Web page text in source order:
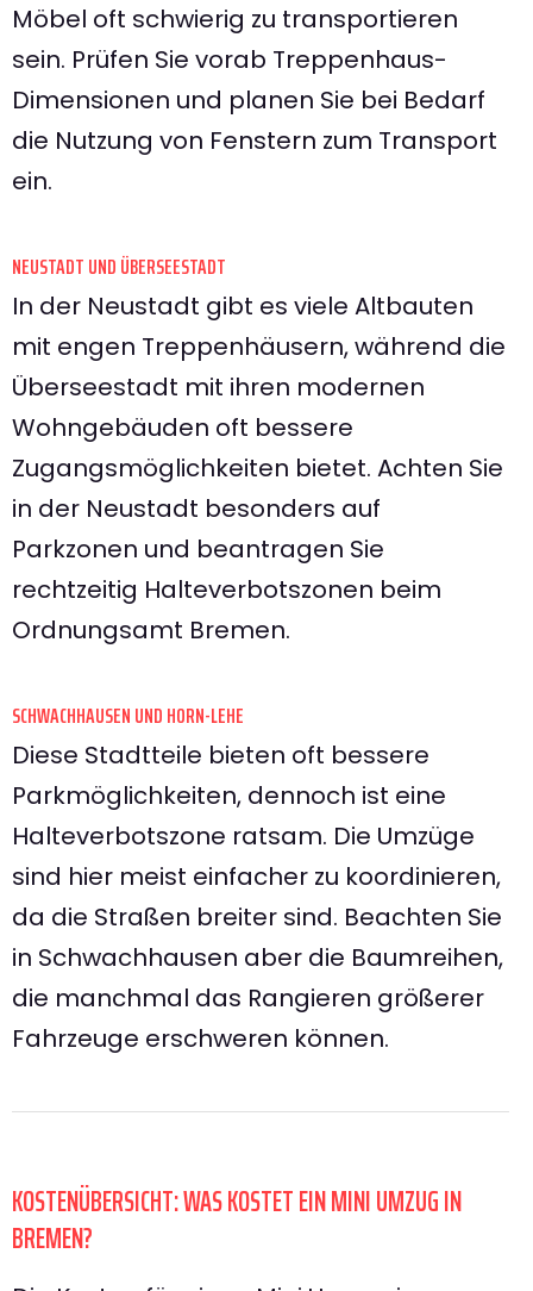
Möbel oft schwierig zu transportieren
sein. Prüfen Sie vorab Treppenhaus-
Dimensionen und planen Sie bei Bedarf
die Nutzung von Fenstern zum Transport
ein.
NEUSTADT UND ÜBERSEESTADT
In der Neustadt gibt es viele Altbauten
mit engen Treppenhäusern, während die
Überseestadt mit ihren modernen
Wohngebäuden oft bessere
Zugangsmöglichkeiten bietet. Achten Sie
in der Neustadt besonders auf
Parkzonen und beantragen Sie
rechtzeitig Halteverbotszonen beim
Ordnungsamt Bremen.
SCHWACHHAUSEN UND HORN-LEHE
Diese Stadtteile bieten oft bessere
Parkmöglichkeiten, dennoch ist eine
Halteverbotszone ratsam. Die Umzüge
sind hier meist einfacher zu koordinieren,
da die Straßen breiter sind. Beachten Sie
in Schwachhausen aber die Baumreihen,
die manchmal das Rangieren größerer
Fahrzeuge erschweren können.
KOSTENÜBERSICHT: WAS KOSTET EIN MINI UMZUG IN
BREMEN?